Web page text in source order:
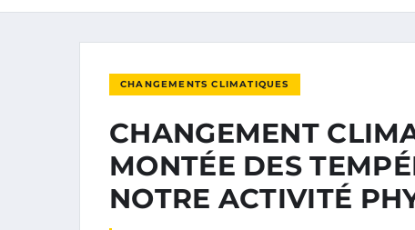
CHANGEMENTS CLIMATIQUES
CHANGEMENT
MONTÉE DES
NOTRE ACTIVITÉ